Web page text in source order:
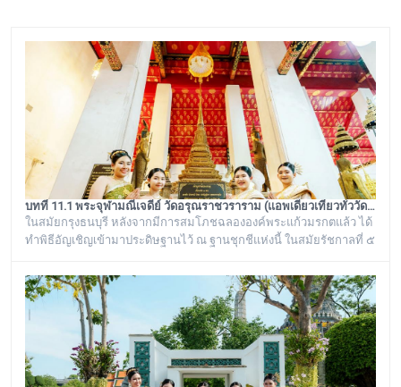
บทที่ 11.1 พระจุฬามณีเจดีย์ วัดอรุณราชวราราม (แอพเดียวเที่ยวทั่ววัดอรุณ)
ในสมัยกรุงธนบุรี หลังจากมีการสมโภชฉลององค์พระแก้วมรกตแล้ว ได้
ทำพิธีอัญเชิญเข้ามาประดิษฐานไว้ ณ ฐานชุกชีแห่งนี้ ในสมัยรัชกาลที่ ๕
บ้านได้เรียกเพี้ยนกันไปว่า “วิหารพระเขี้ยวแก้ว” พระจุฬามณีเจดีย์องค์นี้
เป็นสิ่งศักดิ์สิทธิ์ของวัดอรุณราชวราราม ที่ชาวบ้านในละแวกนี้ให้ความ
เคารพศรัทธาตั้งแต่ครั้งอดีตกาลจวบจนมาถึงยุคปัจ